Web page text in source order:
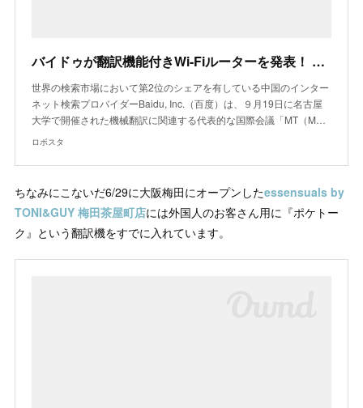
バイドゥが翻訳機能付きWi-Fiルーターを発表！ 日英中国語に対応、80ヶ国で利用可能 | ロボスタ - ロボット情報WEBマガジン
世界の検索市場において第2位のシェアを有している中国のインター
ネット検索プロバイダーBaidu, Inc.（百度）は、９月19日に名古屋
大学で開催された機械翻訳に関連する代表的な国際会議「MT（M…
ロボスタ
ちなみにこないだ6/29に大阪梅田にオープンしたessensuals by
TONI&GUY 梅田茶屋町店には外国人のお客さん用に『ポケトー
ク』という翻訳機をすでに入れています。